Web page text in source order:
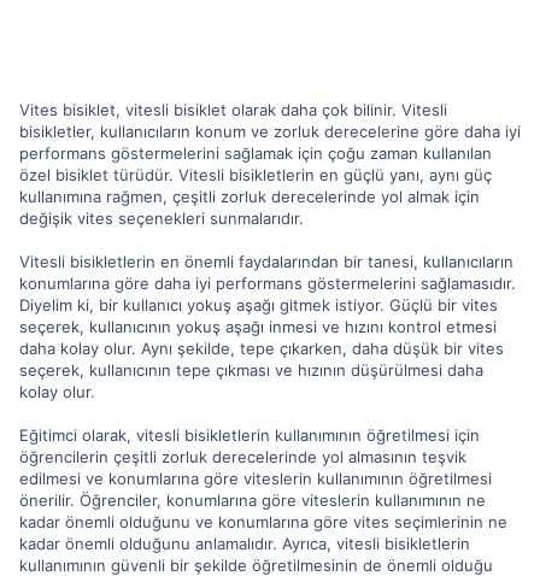
Vites bisiklet, vitesli bisiklet olarak daha çok bilinir. Vitesli
bisikletler, kullanıcıların konum ve zorluk derecelerine göre daha iyi
performans göstermelerini sağlamak için çoğu zaman kullanılan
özel bisiklet türüdür. Vitesli bisikletlerin en güçlü yanı, aynı güç
kullanımına rağmen, çeşitli zorluk derecelerinde yol almak için
değişik vites seçenekleri sunmalarıdır.
Vitesli bisikletlerin en önemli faydalarından bir tanesi, kullanıcıların
konumlarına göre daha iyi performans göstermelerini sağlamasıdır.
Diyelim ki, bir kullanıcı yokuş aşağı gitmek istiyor. Güçlü bir vites
seçerek, kullanıcının yokuş aşağı inmesi ve hızını kontrol etmesi
daha kolay olur. Aynı şekilde, tepe çıkarken, daha düşük bir vites
seçerek, kullanıcının tepe çıkması ve hızının düşürülmesi daha
kolay olur.
Eğitimci olarak, vitesli bisikletlerin kullanımının öğretilmesi için
öğrencilerin çeşitli zorluk derecelerinde yol almasının teşvik
edilmesi ve konumlarına göre viteslerin kullanımının öğretilmesi
önerilir. Öğrenciler, konumlarına göre viteslerin kullanımının ne
kadar önemli olduğunu ve konumlarına göre vites seçimlerinin ne
kadar önemli olduğunu anlamalıdır. Ayrıca, vitesli bisikletlerin
kullanımının güvenli bir şekilde öğretilmesinin de önemli olduğu